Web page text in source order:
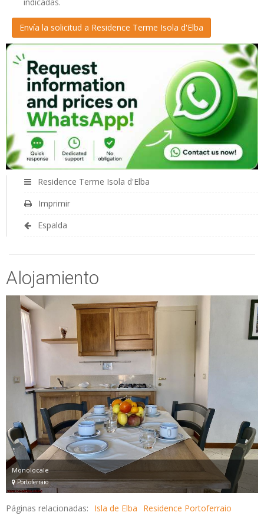
Residence Terme Isola d'Elba
Imprimir
Espalda
Alojamiento
Monolocale
Portoferraio
Páginas relacionadas: Isla de Elba Residence Portoferraio